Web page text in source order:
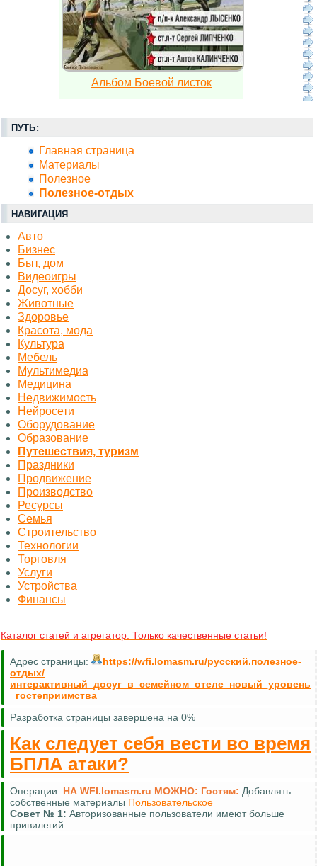
Альбом Боевой листок
ПУТЬ:
Главная страница
Материалы
Полезное
Полезное-отдых
НАВИГАЦИЯ
Авто
Бизнес
Быт, дом
Видеоигры
Досуг, хобби
Животные
Здоровье
Красота, мода
Культура
Мебель
Мультимедиа
Медицина
Недвижимость
Нейросети
Оборудование
Образование
Путешествия, туризм
Праздники
Продвижение
Производство
Ресурсы
Семья
Строительство
Технологии
Торговля
Услуги
Устройства
Финансы
Каталог статей и агрегатор. Только качественные статьи!
Адрес страницы:
https://wfi.lomasm.ru/русский.полезное-
отдых/
интерактивный_досуг_в_семейном_отеле_новый_уровень
_гостеприимства
Разработка страницы завершена на 0%
Как следует себя вести во время
БПЛА атаки?
Операции: НА WFI.lomasm.ru МОЖНО: Гостям:
Комментировать (почти везде)
Совет № 2: Для удобной навигации используйтекарту сайта